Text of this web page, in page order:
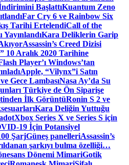
BaşlattıKuantum Zeno
Far Cry 6 ve Rainbow Six
Tarihi ErtelendiCall of the
Kara Deliklerin Garip
Assassin’s Creed Dizisi
10 Aralık 2020 Tarihine
Player’ı Windows’tan
Apple, “Vilynx”i Satın
Gece LambasıNasa Ay’da Su
Türkiye de Ön Siparişe
İlk GörüntüRonin S 2 ve
Kara Deliğin Yuttuğu
Xbox Series X ve Series S için
19 İçin Potansiyel
ŞarjGüneş panelleriAssassin’s
şarkıyı bulma özelliği…
Dönemi MimariGotik